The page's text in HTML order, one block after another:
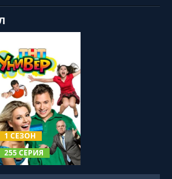
1 СЕЗОН
255 СЕРИЯ
СМОТРЕТЬ ОНЛАЙН